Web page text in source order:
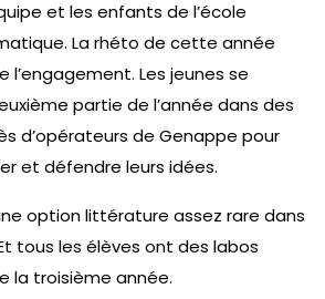
et les enfants de l’école
La rhéto de cette année
l’engagement. Les jeunes se
partie de l’année dans des
d’opérateurs de Genappe pour
et défendre leurs idées.
option littérature assez rare dans
tous les élèves ont des labos
la troisième année.